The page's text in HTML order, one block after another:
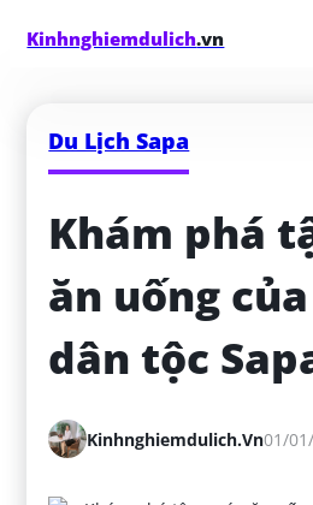
Kinhnghiemdulich.vn
Du Lịch Sapa
Khám phá
ăn uống
dân tộc
Kinhnghiemdulich.vn01/